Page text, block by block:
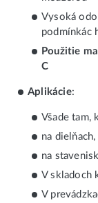
Vysoká
podmínkác
Použitie
C
Aplikácie:
Všade tam,
na
na
V skladoch
V